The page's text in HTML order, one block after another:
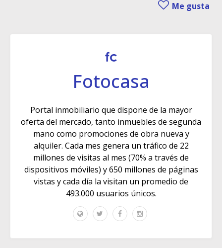
Me gusta
Fotocasa
Portal inmobiliario que dispone de la mayor
oferta del mercado, tanto inmuebles de segunda
mano como promociones de obra nueva y
alquiler. Cada mes genera un tráfico de 22
millones de visitas al mes (70% a través de
dispositivos móviles) y 650 millones de páginas
vistas y cada día la visitan un promedio de
493.000 usuarios únicos.